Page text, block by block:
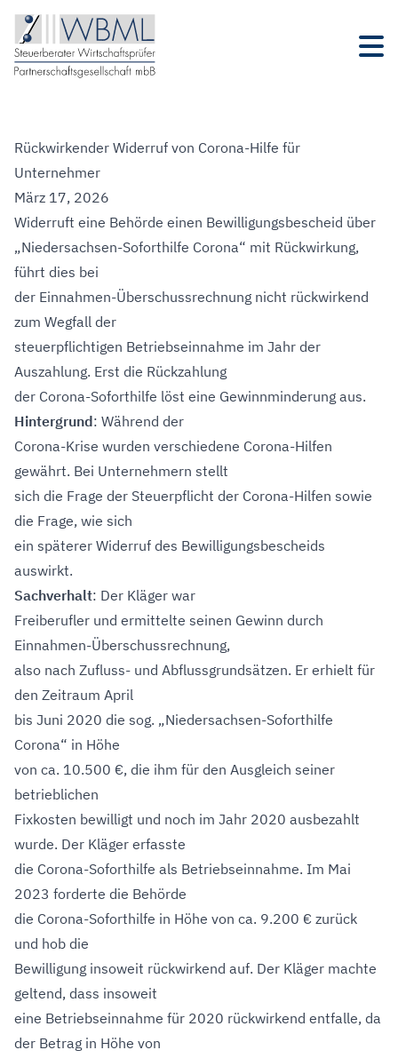
Rückwirkender Widerruf von Corona-Hilfe für
Unternehmer
März 17, 2026
Widerruft eine Behörde einen Bewilligungsbescheid über
„Niedersachsen-Soforthilfe Corona“ mit Rückwirkung,
führt dies bei
der Einnahmen-Überschussrechnung nicht rückwirkend
zum Wegfall der
steuerpflichtigen Betriebseinnahme im Jahr der
Auszahlung. Erst die Rückzahlung
der Corona-Soforthilfe löst eine Gewinnminderung aus.
Hintergrund: Während der
Corona-Krise wurden verschiedene Corona-Hilfen
gewährt. Bei Unternehmern stellt
sich die Frage der Steuerpflicht der Corona-Hilfen sowie
die Frage, wie sich
ein späterer Widerruf des Bewilligungsbescheids
auswirkt.
Sachverhalt: Der Kläger war
Freiberufler und ermittelte seinen Gewinn durch
Einnahmen-Überschussrechnung,
also nach Zufluss- und Abflussgrundsätzen. Er erhielt für
den Zeitraum April
bis Juni 2020 die sog. „Niedersachsen-Soforthilfe
Corona“ in Höhe
von ca. 10.500 €, die ihm für den Ausgleich seiner
betrieblichen
Fixkosten bewilligt und noch im Jahr 2020 ausbezahlt
wurde. Der Kläger erfasste
die Corona-Soforthilfe als Betriebseinnahme. Im Mai
2023 forderte die Behörde
die Corona-Soforthilfe in Höhe von ca. 9.200 € zurück
und hob die
Bewilligung insoweit rückwirkend auf. Der Kläger machte
geltend, dass insoweit
eine Betriebseinnahme für 2020 rückwirkend entfalle, da
der Betrag in Höhe von